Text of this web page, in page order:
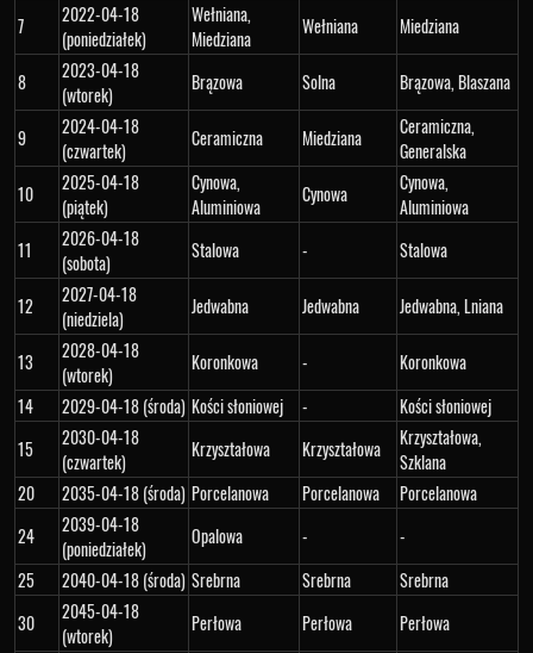
7
2022-04-18
(poniedziałek)
Wełniana,
Miedziana
Wełniana Miedziana
8
2023-04-18
(wtorek)
Brązowa Solna Brązowa, Blaszana
9
2024-04-18
(czwartek)
Ceramiczna Miedziana
Ceramiczna,
Generalska
10
2025-04-18
(piątek)
Cynowa,
Aluminiowa
Cynowa
Cynowa,
Aluminiowa
11
2026-04-18
(sobota)
Stalowa - Stalowa
12
2027-04-18
(niedziela)
Jedwabna Jedwabna Jedwabna, Lniana
13
2028-04-18
(wtorek)
Koronkowa -
Koronkowa
14
2029-04-18 (środa) Kości słoniowej -
Kości słoniowej
15
2030-04-18
(czwartek)
Krzyształowa Krzyształowa
Krzyształowa,
Szklana
20
2035-04-18 (środa) Porcelanowa Porcelanowa
Porcelanowa
24
2039-04-18
(poniedziałek)
Opalowa -
-
25
2040-04-18 (środa) Srebrna Srebrna
Srebrna
30
2045-04-18
(wtorek)
Perłowa Perłowa Perłowa